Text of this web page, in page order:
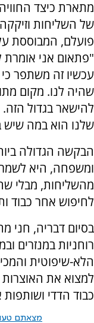
מתארת כיצד
של השליחות
פועלם, המבוססת
עכשיו זה משתפר
שהיה לנו. מקום
להישאר בגדול
שלנו הוא במה שיש
הבקשה הגדולה
ומשפחה, היא
מהשליחות, מבלי
לחיפוש אחר כבוד
בסיום דבריה, חני
רוחניות במנזרים
הלא-שיפוטית
למצוא את
כבוד הדדי
מצאתם